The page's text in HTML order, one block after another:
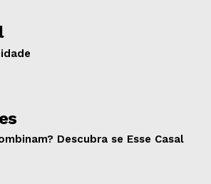
Descubra se Esse Casal